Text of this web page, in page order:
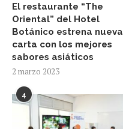
El restaurante “The
Oriental” del Hotel
Botánico estrena nueva
carta con los mejores
sabores asiáticos
2 marzo 2023
4